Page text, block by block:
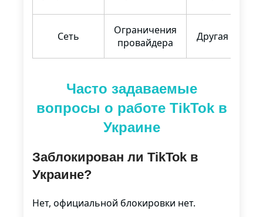
Сеть
Ограничения
провайдера
Другая сеть
Часто задаваемые
вопросы о работе TikTok в
Украине
Заблокирован ли TikTok в
Украине?
Нет, официальной блокировки нет.